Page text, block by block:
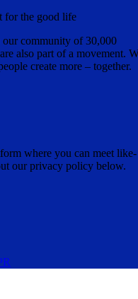
for the good life
community of 30,000
also part of a movement.
create more – together.
where you can meet like-
our privacy policy below.